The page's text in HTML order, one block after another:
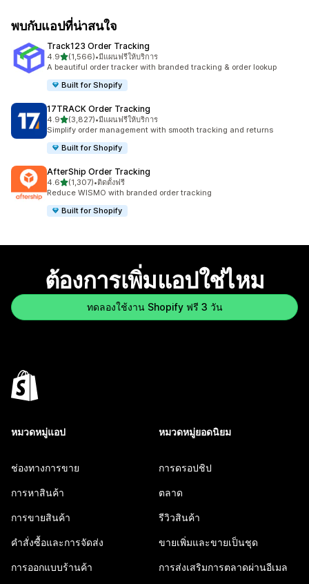
พบกับแอปที่น่าสนใจ
Track123 Order Tracking
4.9เต็ม 5 ดาว
(1,566)
ทั้งหมด 1566 รีวิว
•มีแผนฟรีให้บริการ
A beautiful order tracker with branded tracking & order lookup
Built for Shopify
17TRACK Order Tracking
4.9เต็ม 5 ดาว
(3,827)
ทั้งหมด 3827 รีวิว
•มีแผนฟรีให้บริการ
Simplify order management with smooth tracking and returns
Built for Shopify
AfterShip Order Tracking
4.6เต็ม 5 ดาว
(1,307)
ทั้งหมด 1307 รีวิว
•ติดตั้งฟรี
Reduce WISMO with branded order tracking
Built for Shopify
ต้องการเพิ่มแอปใช่ไหม
ทดลองใช้งาน Shopify ฟรี 3 วัน
หมวดหมู่แอป
ช่องทางการขาย
การหาสินค้า
การขายสินค้า
คำสั่งซื้อและการจัดส่ง
การออกแบบร้านค้า
หมวดหมู่ยอดนิยม
การดรอปชิป
ตลาด
รีวิวสินค้า
ขายเพิ่มและขายเป็นชุด
การส่งเสริมการตลาดผ่านอีเมล